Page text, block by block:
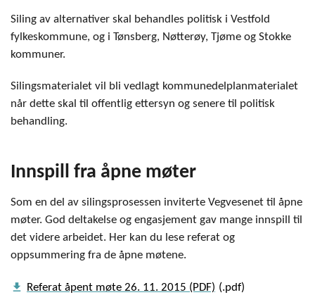
Siling av alternativer skal behandles politisk i Vestfold
fylkeskommune, og i Tønsberg, Nøtterøy, Tjøme og Stokke
kommuner.
Silingsmaterialet vil bli vedlagt kommunedelplanmaterialet
når dette skal til offentlig ettersyn og senere til politisk
behandling.
Innspill fra åpne møter
Som en del av silingsprosessen inviterte Vegvesenet til åpne
møter. God deltakelse og engasjement gav mange innspill til
det videre arbeidet. Her kan du lese referat og
oppsummering fra de åpne møtene.
get_app Referat åpent møte 26. 11. 2015 (PDF)